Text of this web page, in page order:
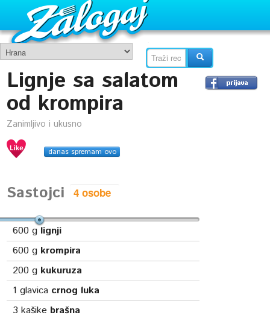
Lignje sa salatom
od krompira
Zanimljivo i ukusno
danas spremam ovo
Sastojci
600 g lignji
600 g krompira
200 g kukuruza
1 glavica crnog luka
3 kašike brašna